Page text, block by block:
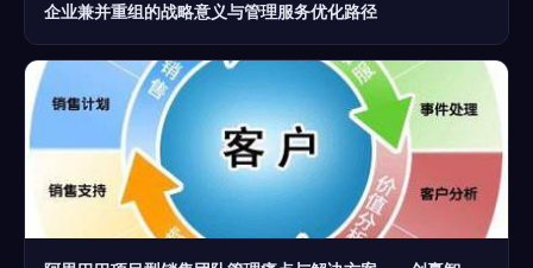
企业兼并重组的战略意义与管理服务优化路径